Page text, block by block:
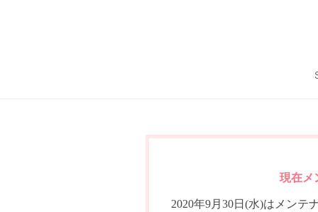
現在メ
2020年9月30日(水)はメンテ